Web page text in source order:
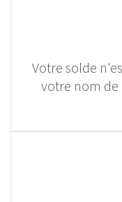
Votre solde
votre nom de